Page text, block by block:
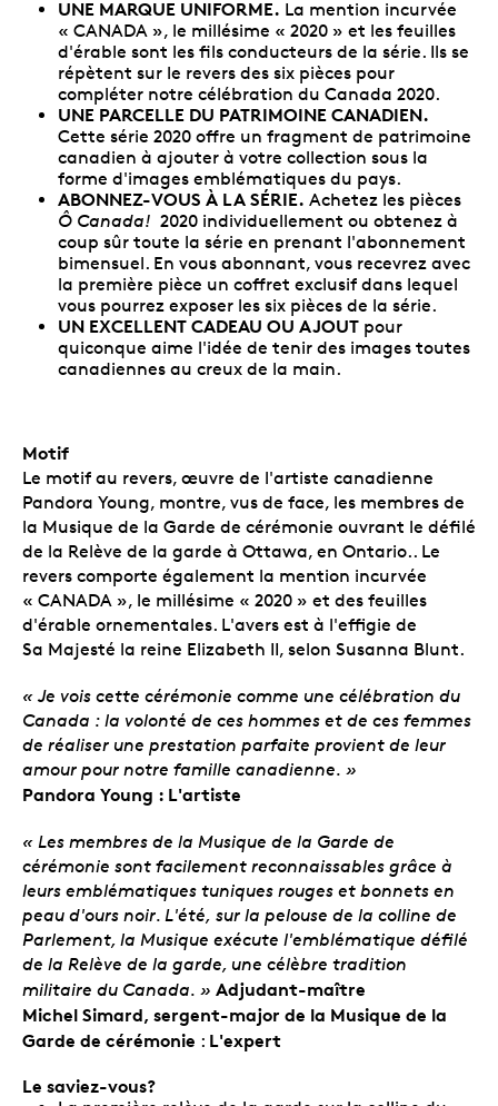
UNE MARQUE UNIFORME. La mention incurvée
« CANADA », le millésime « 2020 » et les feuilles
d'érable sont les fils conducteurs de la série. Ils se
répètent sur le revers des six pièces pour
compléter notre célébration du Canada 2020.
UNE PARCELLE DU PATRIMOINE CANADIEN.
Cette série 2020 offre un fragment de patrimoine
canadien à ajouter à votre collection sous la
forme d'images emblématiques du pays.
ABONNEZ-VOUS À LA SÉRIE. Achetez les pièces
Ô Canada! 2020 individuellement ou obtenez à
coup sûr toute la série en prenant l'abonnement
bimensuel. En vous abonnant, vous recevrez avec
la première pièce un coffret exclusif dans lequel
vous pourrez exposer les six pièces de la série.
UN EXCELLENT CADEAU OU AJOUT pour
quiconque aime l'idée de tenir des images toutes
canadiennes au creux de la main.
Motif
Le motif au revers, œuvre de l'artiste canadienne
Pandora Young, montre, vus de face, les membres de
la Musique de la Garde de cérémonie ouvrant le défilé
de la Relève de la garde à Ottawa, en Ontario.. Le
revers comporte également la mention incurvée
« CANADA », le millésime « 2020 » et des feuilles
d'érable ornementales. L'avers est à l'effigie de
Sa Majesté la reine Elizabeth II, selon Susanna Blunt.
« Je vois cette cérémonie comme une célébration du
Canada : la volonté de ces hommes et de ces femmes
de réaliser une prestation parfaite provient de leur
amour pour notre famille canadienne. »
Pandora Young : L'artiste
« Les membres de la Musique de la Garde de
cérémonie sont facilement reconnaissables grâce à
leurs emblématiques tuniques rouges et bonnets en
peau d'ours noir. L'été, sur la pelouse de la colline de
Parlement, la Musique exécute l'emblématique défilé
de la Relève de la garde, une célèbre tradition
militaire du Canada. » Adjudant-maître
Michel Simard, sergent-major de la Musique de la
Garde de cérémonie : L'expert
Le saviez-vous?